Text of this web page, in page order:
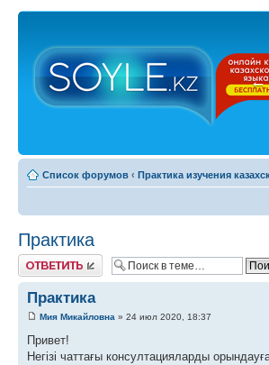
←
Список форумов ‹ Практика изучения
Практика
Ответить
Практика
Мия Микайловна » 24 июл 2020, 18:37
Привет!
Негізі чаттағы консултацияларды